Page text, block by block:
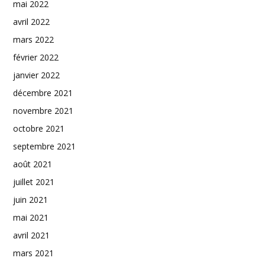
mai 2022
avril 2022
mars 2022
février 2022
janvier 2022
décembre 2021
novembre 2021
octobre 2021
septembre 2021
août 2021
juillet 2021
juin 2021
mai 2021
avril 2021
mars 2021